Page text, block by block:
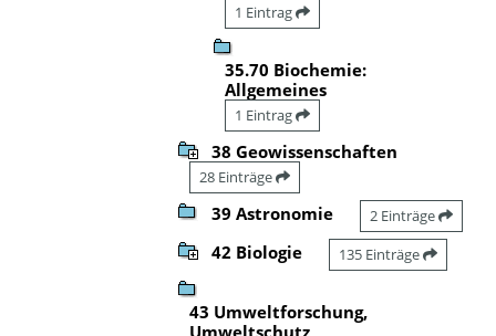
1 Eintrag
35.70 Biochemie:
Allgemeines
1 Eintrag
38 Geowissenschaften
28 Einträge
39 Astronomie 2 Einträge
42 Biologie 135 Einträge
43 Umweltforschung,
Umweltschutz